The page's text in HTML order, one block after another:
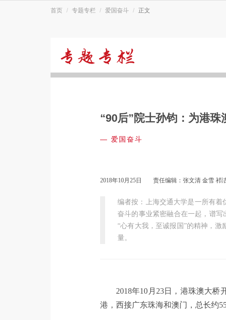
首页 专题专栏 爱国奋斗 正文
奋
“90后”院士孙钧：为港珠
— 爱国奋斗
2018年10月25日 责任编辑：张文清 金雪 祁
编者按：上海交通大学是一所有
奋斗的事业紧密融合在一起，谱写
“心有大我，至诚报国”的精神，
量。
2018年10月23日，港珠澳大
港，西接广东珠海和澳门，总长约